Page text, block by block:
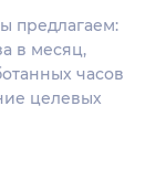
предлагаем:
в месяц,
часов
целевых